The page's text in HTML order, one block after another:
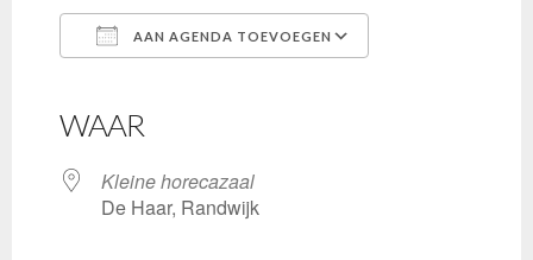
AAN AGENDA TOEVOEGEN
WAAR
Kleine horecazaal
De Haar, Randwijk